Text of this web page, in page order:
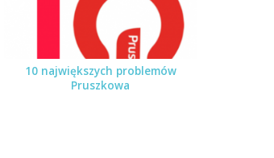
10 największych problemów
Pruszkowa